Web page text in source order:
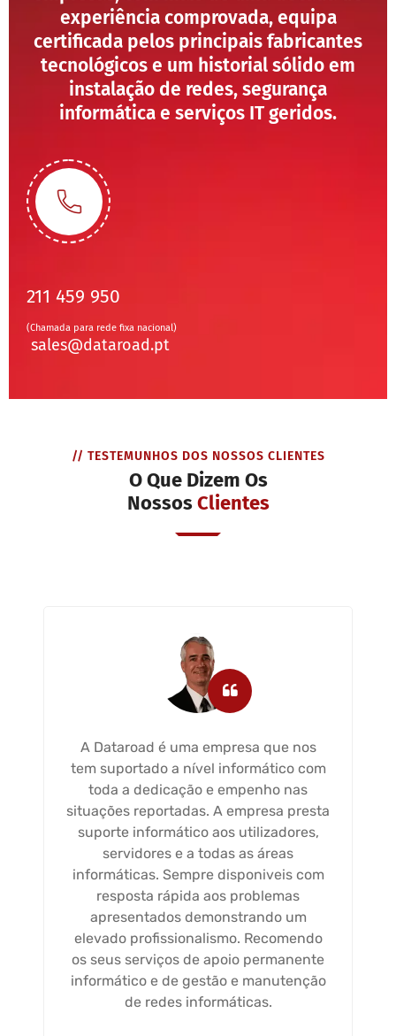
experiência comprovada, equipa
certificada pelos principais fabricantes
tecnológicos e um historial sólido em
instalação de redes, segurança
informática e serviços IT geridos.
211 459 950
(Chamada para rede fixa nacional)
sales@dataroad.pt
// TESTEMUNHOS DOS NOSSOS CLIENTES
O Que Dizem Os
NossosClientes
A Dataroad é uma empresa que nos
tem suportado a nível informático com
toda a dedicação e empenho nas
situações reportadas. A empresa presta
suporte informático aos utilizadores,
servidores e a todas as áreas
informáticas. Sempre disponiveis com
resposta rápida aos problemas
apresentados demonstrando um
elevado profissionalismo. Recomendo
os seus serviços de apoio permanente
informático e de gestão e manutenção
de redes informáticas.